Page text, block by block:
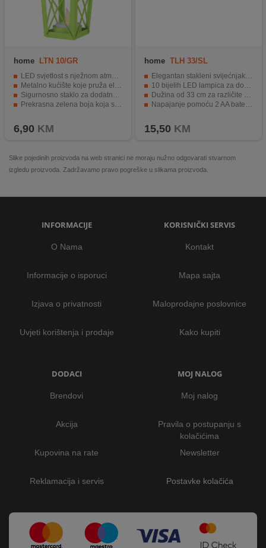
home LTN 10/GR
LED svjetlost s nježnom atmosferom svijeće.
Metalno kućište koje pruža eleganciju.
Sigurnosno staklo za dodatnu zaštitu.
Prekrasna zelena boja koja se uklapa u interijer.
6,90 KM
home TLH 33/SL
Elegantan stakleni svijećnjak za 4 svijeće
10 bijelih LED lampica za dodatni sjaj
Dužina od 33 cm za različite namjene
Napajanje pomoću 2 AA baterije
15,50 KM
Slike pojedinih proizvoda na web stranici ne moraju nužno odgovarati stvarnom
izgledu proizvoda. Zadržavamo pravo pogreške u slikama proizvoda.
INFORMACIJE
O Nama
Informacije o isporuci
Izjava o privatnosti
Uvjeti korištenja i prodaje
KORISNIČKI SERVIS
Kontakt
Mapa sajta
Maloprodajne poslovnice
Kako kupiti
DODACI
Brendovi
Akcija
Kupovina na rate
Reklamacija i servis
MOJ NALOG
Moj nalog
Pravila o postupanju s
kolačićima
Newsletter
Postavke kolačića